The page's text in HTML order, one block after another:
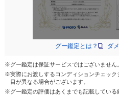
グー鑑定とは？ ダ
※グー鑑定は保証サービスではございません
※実際にお渡しするコンディションチェッ
目が異なる場合がございます。
※グー鑑定の評価はあくまでも記載してい